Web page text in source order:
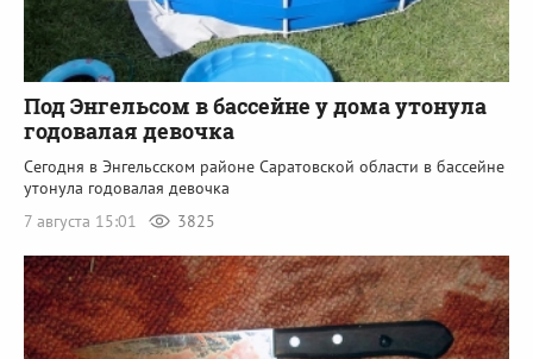
Под Энгельсом в бассейне у дома утонула
годовалая девочка
Сегодня в Энгельсском районе Саратовской области в бассейне
утонула годовалая девочка
7 августа 15:01
3825